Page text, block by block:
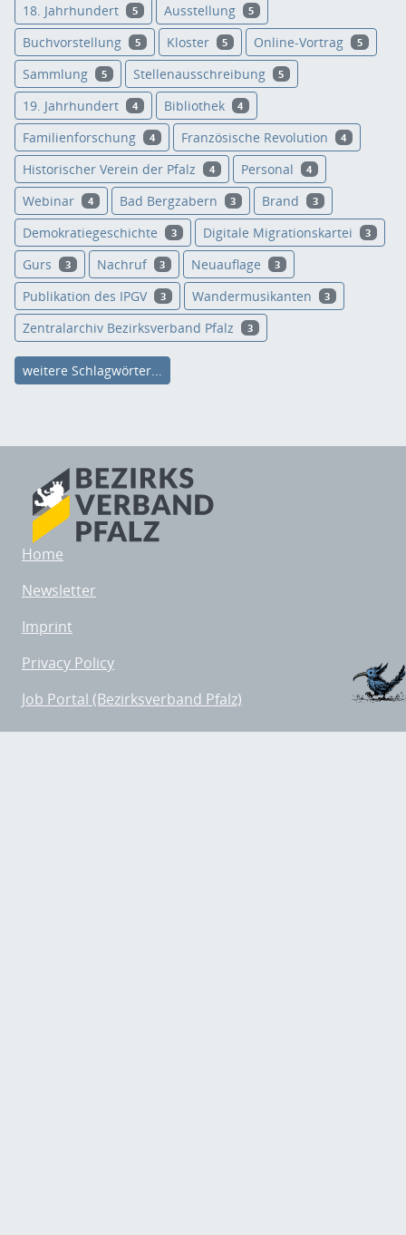
18. Jahrhundert 5 Ausstellung 5
Buchvorstellung 5 Kloster 5 Online-Vortrag 5
Sammlung 5 Stellenausschreibung 5
19. Jahrhundert 4 Bibliothek 4
Familienforschung 4 Französische Revolution 4
Historischer Verein der Pfalz 4 Personal 4
Webinar 4 Bad Bergzabern 3 Brand 3
Demokratiegeschichte 3 Digitale Migrationskartei 3
Gurs 3 Nachruf 3 Neuauflage 3
Publikation des IPGV 3 Wandermusikanten 3
Zentralarchiv Bezirksverband Pfalz 3
weitere Schlagwörter...
Home
Newsletter
Imprint
Privacy Policy
Job Portal (Bezirksverband Pfalz)